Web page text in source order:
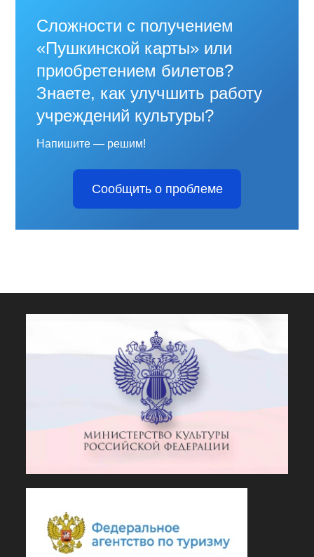
Сложности с получением
«Пушкинской карты» или
приобретением билетов?
Знаете, как улучшить работу
учреждений культуры?
Напишите — решим!
Сообщить о проблеме